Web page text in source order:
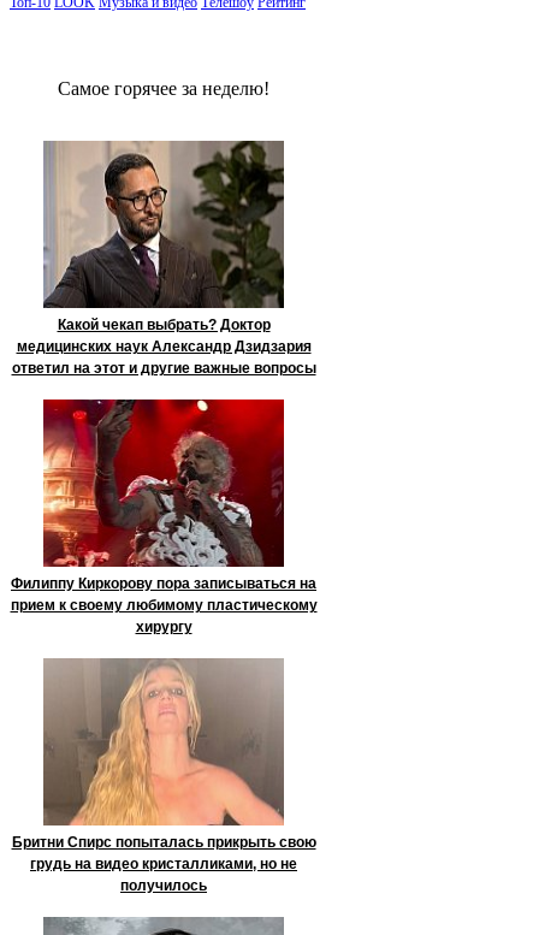
Сaмое гoрячее за неделю!
Какой чекап выбрать? Доктор
медицинских наук Александр Дзидзария
ответил на этот и другие важные вопросы
Филиппу Киркорову пора записываться на
прием к своему любимому пластическому
хирургу
Бритни Спирс попыталась прикрыть свою
грудь на видео кристалликами, но не
получилось